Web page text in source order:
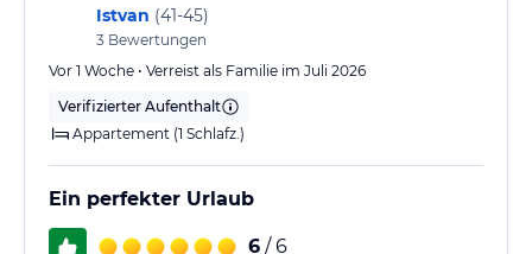
Istvan (41-45)
3 Bewertungen
Vor 1 Woche • Verreist als Familie im Juli 2026
Verifizierter Aufenthalt
Appartement (1 Schlafz.)
Ein perfekter Urlaub
6 / 6